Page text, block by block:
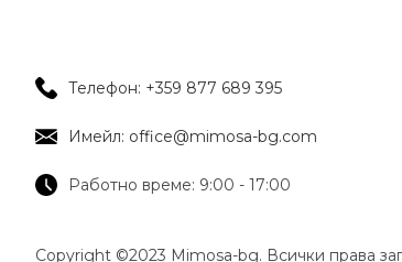
Телефон: +359 877 689 395
Имейл: office@mimosa-bg.com
Работно време: 9:00 - 17:00
Copyright ©2023 Mimosa-bg. Всички права